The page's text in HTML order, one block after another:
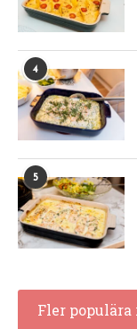
4
5
Fler populära